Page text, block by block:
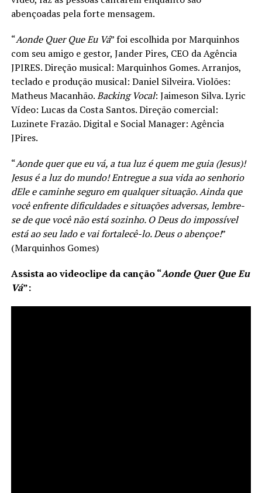
abençoadas pela forte mensagem.
“Aonde Quer Que Eu Vá” foi escolhida por Marquinhos
com seu amigo e gestor, Jander Pires, CEO da Agência
JPIRES. Direção musical: Marquinhos Gomes. Arranjos,
teclado e produção musical: Daniel Silveira. Violões:
Matheus Macanhão.Backing Vocal: Jaimeson Silva. Lyric
Vídeo: Lucas da Costa Santos. Direção comercial:
Luzinete Frazão. Digital e Social Manager: Agência
JPires.
“Aonde quer que eu vá, a tua luz é quem me guia (Jesus)!
Jesus é a luz do mundo! Entregue a sua vida ao senhorio
dEle e caminhe seguro em qualquer situação. Ainda que
você enfrente dificuldades e situações adversas, lembre-
se de que você não está sozinho. O Deus do impossível
está ao seu lado e vai fortalecê-lo. Deus o abençoe!”
(Marquinhos Gomes)
Assista ao videoclipe da canção“Aonde Quer Que Eu
Vá”: